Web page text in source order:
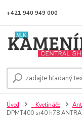
+421 940 949 000
Úvod - Kvetináče
DPMT400 sr40 h78